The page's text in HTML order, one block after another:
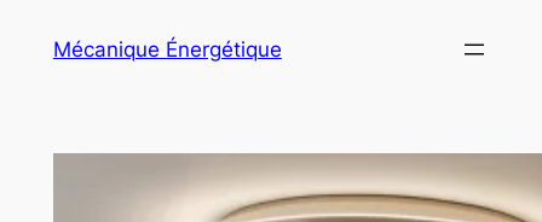
Mécanique Énergétique